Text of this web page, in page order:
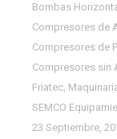
Bombas
Compresores de
Compresores de
Compresores sin
Friatec,
SEMCO
23 Septiembre,